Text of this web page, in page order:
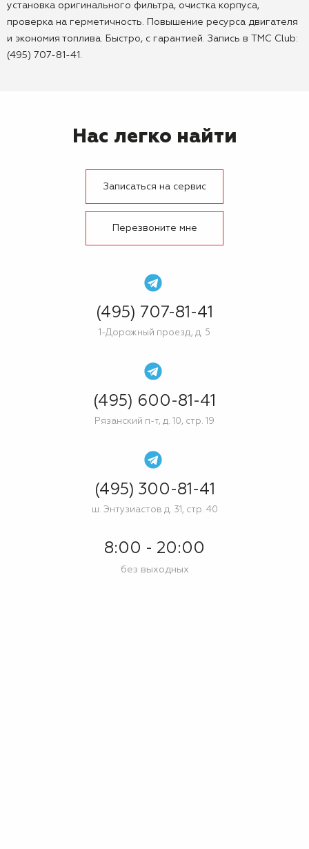
установка оригинального фильтра, очистка корпуса,
проверка на герметичность. Повышение ресурса двигателя
и экономия топлива. Быстро, с гарантией. Запись в TMC Club:
(495) 707-81-41.
Нас легко найти
Записаться на сервис
Перезвоните мне
(495) 707-81-41
1-Дорожный проезд, д. 5
(495) 600-81-41
Рязанский п-т, д. 10, стр. 19
(495) 300-81-41
ш. Энтузиастов д. 31, стр. 40
8:00 - 20:00
без выходных